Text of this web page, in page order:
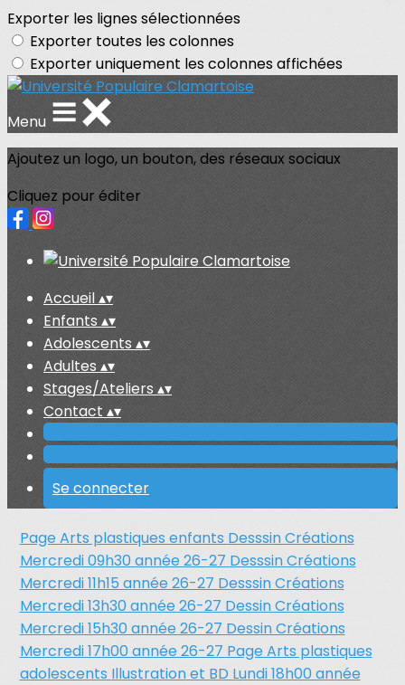
Exporter les lignes sélectionnées
Exporter toutes les colonnes
Exporter uniquement les colonnes affichées
Menu
Ajoutez un logo, un bouton, des réseaux sociaux
Cliquez pour éditer
Accueil▴▾
Enfants▴▾
Adolescents ▴▾
Adultes ▴▾
Stages/Ateliers▴▾
Contact ▴▾
Se connecter
Page Arts plastiques enfants Desssin Créations
Mercredi 09h30 année 26-27 Desssin Créations
Mercredi 11h15 année 26-27 Desssin Créations
Mercredi 13h30 année 26-27 Dessin Créations
Mercredi 15h30 année 26-27 Dessin Créations
Mercredi 17h00 année 26-27 Page Arts plastiques
adolescents Illustration et BD Lundi 18h00 année